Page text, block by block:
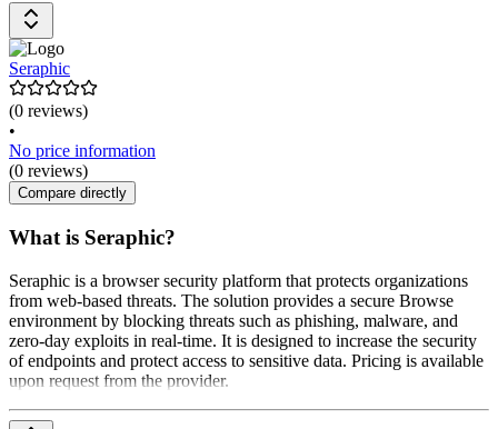
Seraphic
(0 reviews)
•
No price information
(0 reviews)
Compare directly
What is Seraphic?
Seraphic is a browser security platform that protects organizations
from web-based threats. The solution provides a secure Browse
environment by blocking threats such as phishing, malware, and
zero-day exploits in real-time. It is designed to increase the security
of endpoints and protect access to sensitive data. Pricing is available
upon request from the provider.